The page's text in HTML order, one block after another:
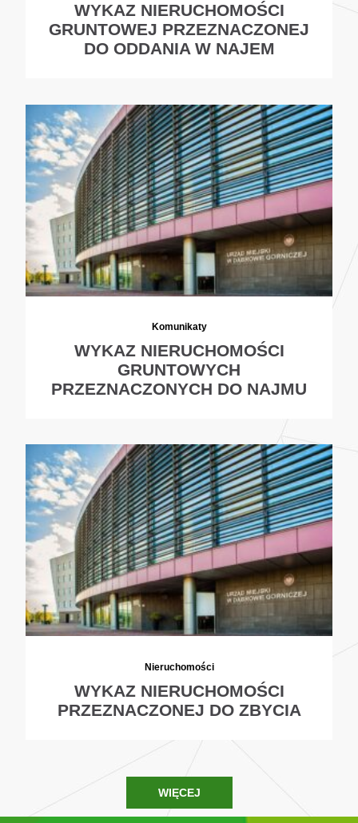
WYKAZ NIERUCHOMOŚCI
GRUNTOWEJ PRZEZNACZONEJ
DO ODDANIA W NAJEM
Komunikaty
WYKAZ NIERUCHOMOŚCI
GRUNTOWYCH
PRZEZNACZONYCH DO NAJMU
Nieruchomości
WYKAZ NIERUCHOMOŚCI
PRZEZNACZONEJ DO ZBYCIA
WIĘCEJ